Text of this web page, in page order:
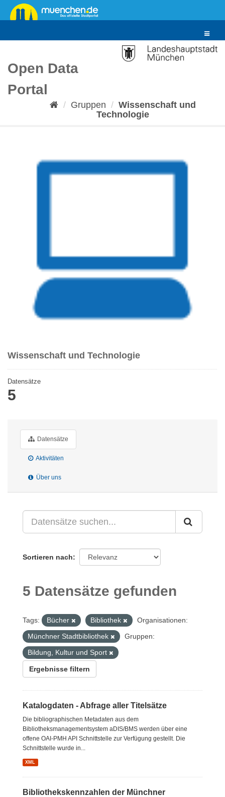
Überspringen
zum
Toggle
Open Data
Portal
Gruppen
Wissenschaft und
Technologie
Wissenschaft und Technologie
Datensätze
5
Datensätze
Aktivitäten
Über uns
Sortieren nach
5 Datensätze gefunden
Tags: Bücher Bibliothek
Organisationen:
Münchner Stadtbibliothek
Gruppen:
Bildung, Kultur und Sport
Ergebnisse filtern
Katalogdaten - Abfrage aller Titelsätze
Die bibliographischen Metadaten aus dem
Bibliotheksmanagementsystem aDIS/BMS werden über eine
offene OAI-PMH API Schnittstelle zur Verfügung gestellt. Die
Schnittstelle wurde in...
XML
Bibliothekskennzahlen der Münchner